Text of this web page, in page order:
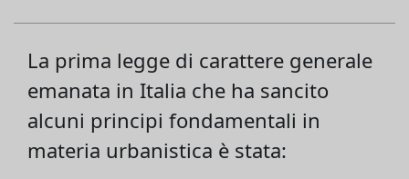
La prima legge di carattere generale
emanata in Italia che ha sancito
alcuni principi fondamentali in
materia urbanistica è stata: